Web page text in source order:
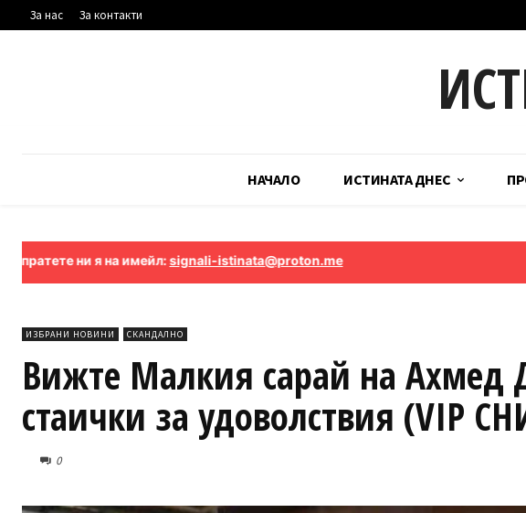
За нас За контакти
НАЧАЛО ИСТИНАТА ДНЕС
ни я на имейл:signali-istinata@proton.me
ИЗБРАНИ НОВИНИ СКАНДАЛНО
Вижте Малкия сарай на Ахмед
стаички за удоволствия (VIP
0